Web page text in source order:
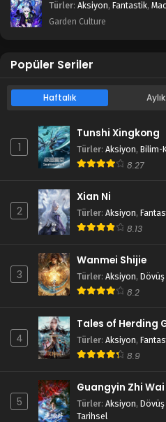
Türler: Aksiyon, Fantastik,
Garden Culture
Popüler Seriler
Haftalık Aylık
1
Tunshi Xingkong
Türler: Aksiyon, Bilim-
8.27
2
Xian Ni
Türler: Aksiyon,
8.13
3
Wanmei Shijie
Türler: Aksiyon, Dövüş
8.2
4
Tales of Herding
Türler: Aksiyon,
8.9
5
Guangyin Zhi Wai
Türler: Aksiyon, Dövüş
Tarihsel